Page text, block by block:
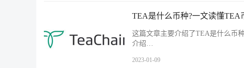
TEA是什么币种?一文读懂TEA
这篇文章主要介绍了TEA是什么币
介绍…
2023-01-09